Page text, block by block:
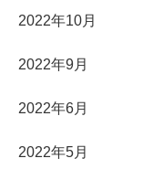
2022年10月
2022年9月
2022年6月
2022年5月